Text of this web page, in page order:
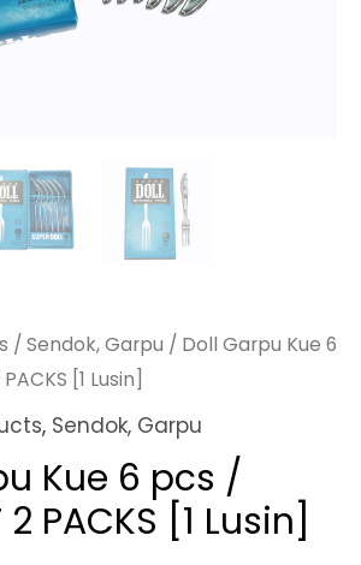
/ Sendok, Garpu / Doll Garpu Kue 6
[1 Lusin]
, Sendok, Garpu
Kue 6 pcs /
PACKS [1 Lusin]